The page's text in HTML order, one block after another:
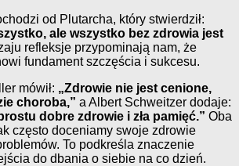
od Plutarcha, który stwierdził:
ale wszystko bez zdrowia jest
refleksje przypominają nam, że
fundament szczęścia i sukcesu.
mówił: „Zdrowie nie jest cenione,
choroba,” a Albert Schweitzer dodaje:
dobre zdrowie i zła pamięć.” Oba
często doceniamy swoje zdrowie
To podkreśla znaczenie
do dbania o siebie na co dzień.